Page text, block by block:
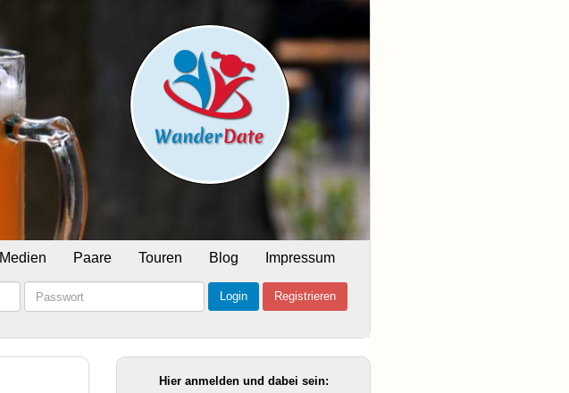
Medien Paare Touren Blog Impressum
Passwort
Login Registrieren
Hier anmelden und dabei sein: